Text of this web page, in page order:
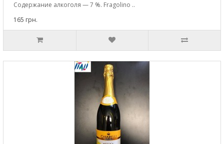
Содержание алкоголя — 7 %. Fragolino ..
165 грн.